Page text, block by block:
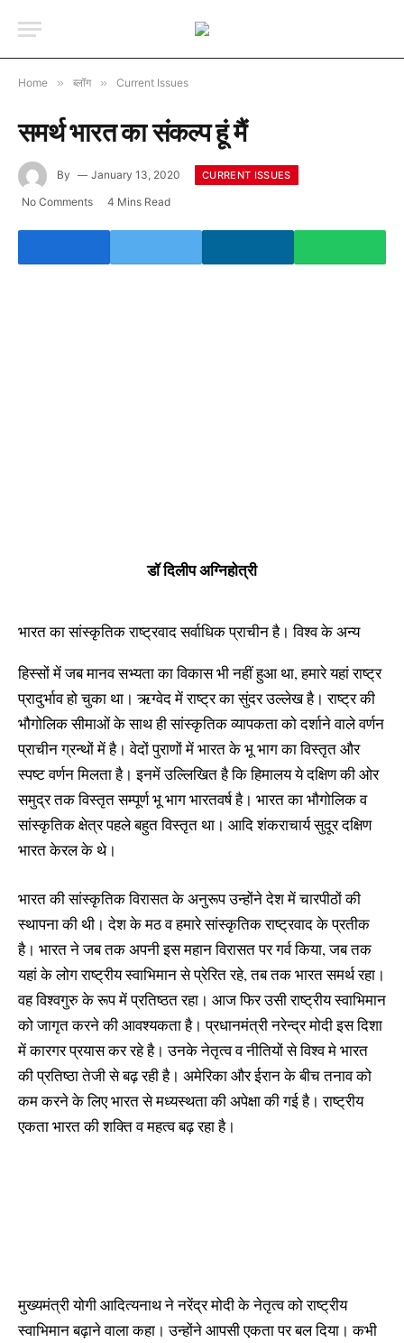
Home » ब्लॉग » Current Issues
समर्थ भारत का संकल्प हूं मैं
By January 13, 2020 CURRENT ISSUES
No Comments 4 Mins Read
डॉ दिलीप अग्निहोत्री
भारत का सांस्कृतिक राष्ट्रवाद सर्वाधिक प्राचीन है। विश्व के अन्य
हिस्सों में जब मानव सभ्यता का विकास भी नहीं हुआ था, हमारे यहां राष्ट्र
प्रादुर्भाव हो चुका था। ऋग्वेद में राष्ट्र का सुंदर उल्लेख है। राष्ट्र की
भौगोलिक सीमाओं के साथ ही सांस्कृतिक व्यापकता को दर्शाने वाले वर्णन
प्राचीन ग्रन्थों में है। वेदों पुराणों में भारत के भू भाग का विस्तृत और
स्पष्ट वर्णन मिलता है। इनमें उल्लिखित है कि हिमालय ये दक्षिण की ओर
समुद्र तक विस्तृत सम्पूर्ण भू भाग भारतवर्ष है। भारत का भौगोलिक व
सांस्कृतिक क्षेत्र पहले बहुत विस्तृत था। आदि शंकराचार्य सुदूर दक्षिण
भारत केरल के थे।
भारत की सांस्कृतिक विरासत के अनुरूप उन्होंने देश में चारपीठों की
स्थापना की थी। देश के मठ व हमारे सांस्कृतिक राष्ट्रवाद के प्रतीक
है। भारत ने जब तक अपनी इस महान विरासत पर गर्व किया, जब तक
यहां के लोग राष्ट्रीय स्वाभिमान से प्रेरित रहे, तब तक भारत समर्थ रहा।
वह विश्वगुरु के रूप में प्रतिष्ठत रहा। आज फिर उसी राष्ट्रीय स्वाभिमान
को जागृत करने की आवश्यकता है। प्रधानमंत्री नरेन्द्र मोदी इस दिशा
में कारगर प्रयास कर रहे है। उनके नेतृत्व व नीतियों से विश्व मे भारत
की प्रतिष्ठा तेजी से बढ़ रही है। अमेरिका और ईरान के बीच तनाव को
कम करने के लिए भारत से मध्यस्थता की अपेक्षा की गई है। राष्ट्रीय
एकता भारत की शक्ति व महत्व बढ़ रहा है।
मुख्यमंत्री योगी आदित्यनाथ ने नरेंद्र मोदी के नेतृत्व को राष्ट्रीय
स्वाभिमान बढ़ाने वाला कहा। उन्होंने आपसी एकता पर बल दिया। कभी